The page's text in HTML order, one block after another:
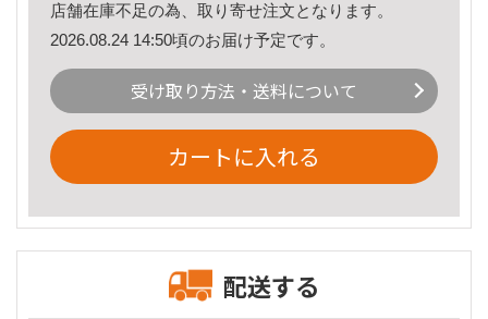
店舗在庫不足の為、取り寄せ注文となります。
2026.08.24 14:50頃のお届け予定です。
受け取り方法・送料について
カートに入れる
配送する